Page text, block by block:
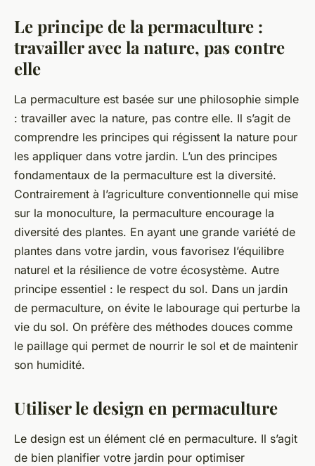
Le principe de la permaculture :
travailler avec la nature, pas contre
elle
La permaculture est basée sur une philosophie simple
: travailler avec la nature, pas contre elle. Il s’agit de
comprendre les principes qui régissent la nature pour
les appliquer dans votre jardin. L’un des principes
fondamentaux de la permaculture est la diversité.
Contrairement à l’agriculture conventionnelle qui mise
sur la monoculture, la permaculture encourage la
diversité des plantes. En ayant une grande variété de
plantes dans votre jardin, vous favorisez l’équilibre
naturel et la résilience de votre écosystème. Autre
principe essentiel : le respect du sol. Dans un jardin
de permaculture, on évite le labourage qui perturbe la
vie du sol. On préfère des méthodes douces comme
le paillage qui permet de nourrir le sol et de maintenir
son humidité.
Utiliser le design en permaculture
Le design est un élément clé en permaculture. Il s’agit
de bien planifier votre jardin pour optimiser